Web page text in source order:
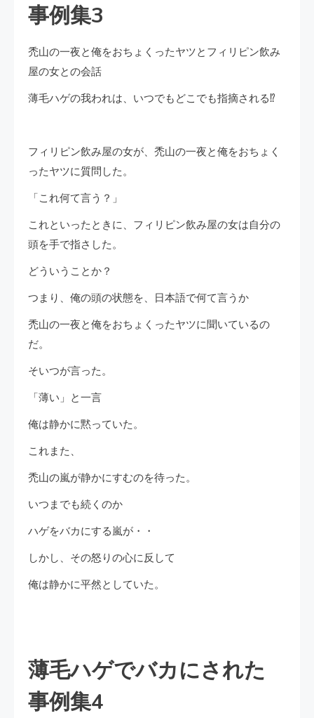
事例集3
禿山の一夜と俺をおちょくったヤツとフィリピン飲み
屋の女との会話
薄毛ハゲの我われは、いつでもどこでも指摘される⁉
フィリピン飲み屋の女が、禿山の一夜と俺をおちょく
ったヤツに質問した。
「これ何て言う？」
これといったときに、フィリピン飲み屋の女は自分の
頭を手で指さした。
どういうことか？
つまり、俺の頭の状態を、日本語で何て言うか
禿山の一夜と俺をおちょくったヤツに聞いているの
だ。
そいつが言った。
「薄い」と一言
俺は静かに黙っていた。
これまた、
禿山の嵐が静かにすむのを待った。
いつまでも続くのか
ハゲをバカにする嵐が・・
しかし、その怒りの心に反して
俺は静かに平然としていた。
薄毛ハゲでバカにされた
事例集4